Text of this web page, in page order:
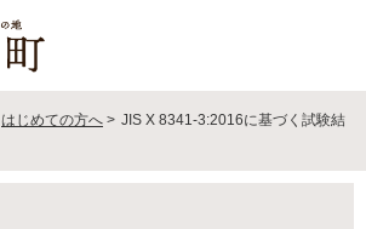
はじめての方へ > JIS X 8341-3:2016に基づく試験結